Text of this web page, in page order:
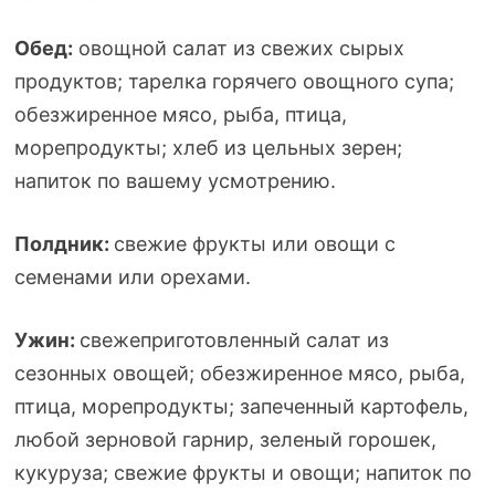
Обед: овощной салат из свежих сырых
продуктов; тарелка горячего овощного супа;
обезжиренное мясо, рыба, птица,
морепродукты; хлеб из цельных зерен;
напиток по вашему усмотрению.
Полдник: свежие фрукты или овощи с
семенами или орехами.
Ужин: свежеприготовленный салат из
сезонных овощей; обезжиренное мясо, рыба,
птица, морепродукты; запеченный картофель,
любой зерновой гарнир, зеленый горошек,
кукуруза; свежие фрукты и овощи; напиток по